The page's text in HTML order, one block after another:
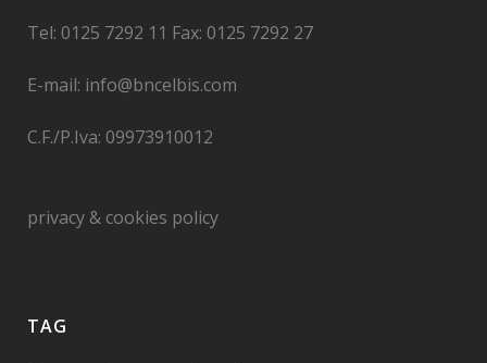
Tel: 0125 7292 11 Fax: 0125 7292 27
E-mail: info@bncelbis.com
C.F./P.Iva: 09973910012
privacy & cookies policy
TAG